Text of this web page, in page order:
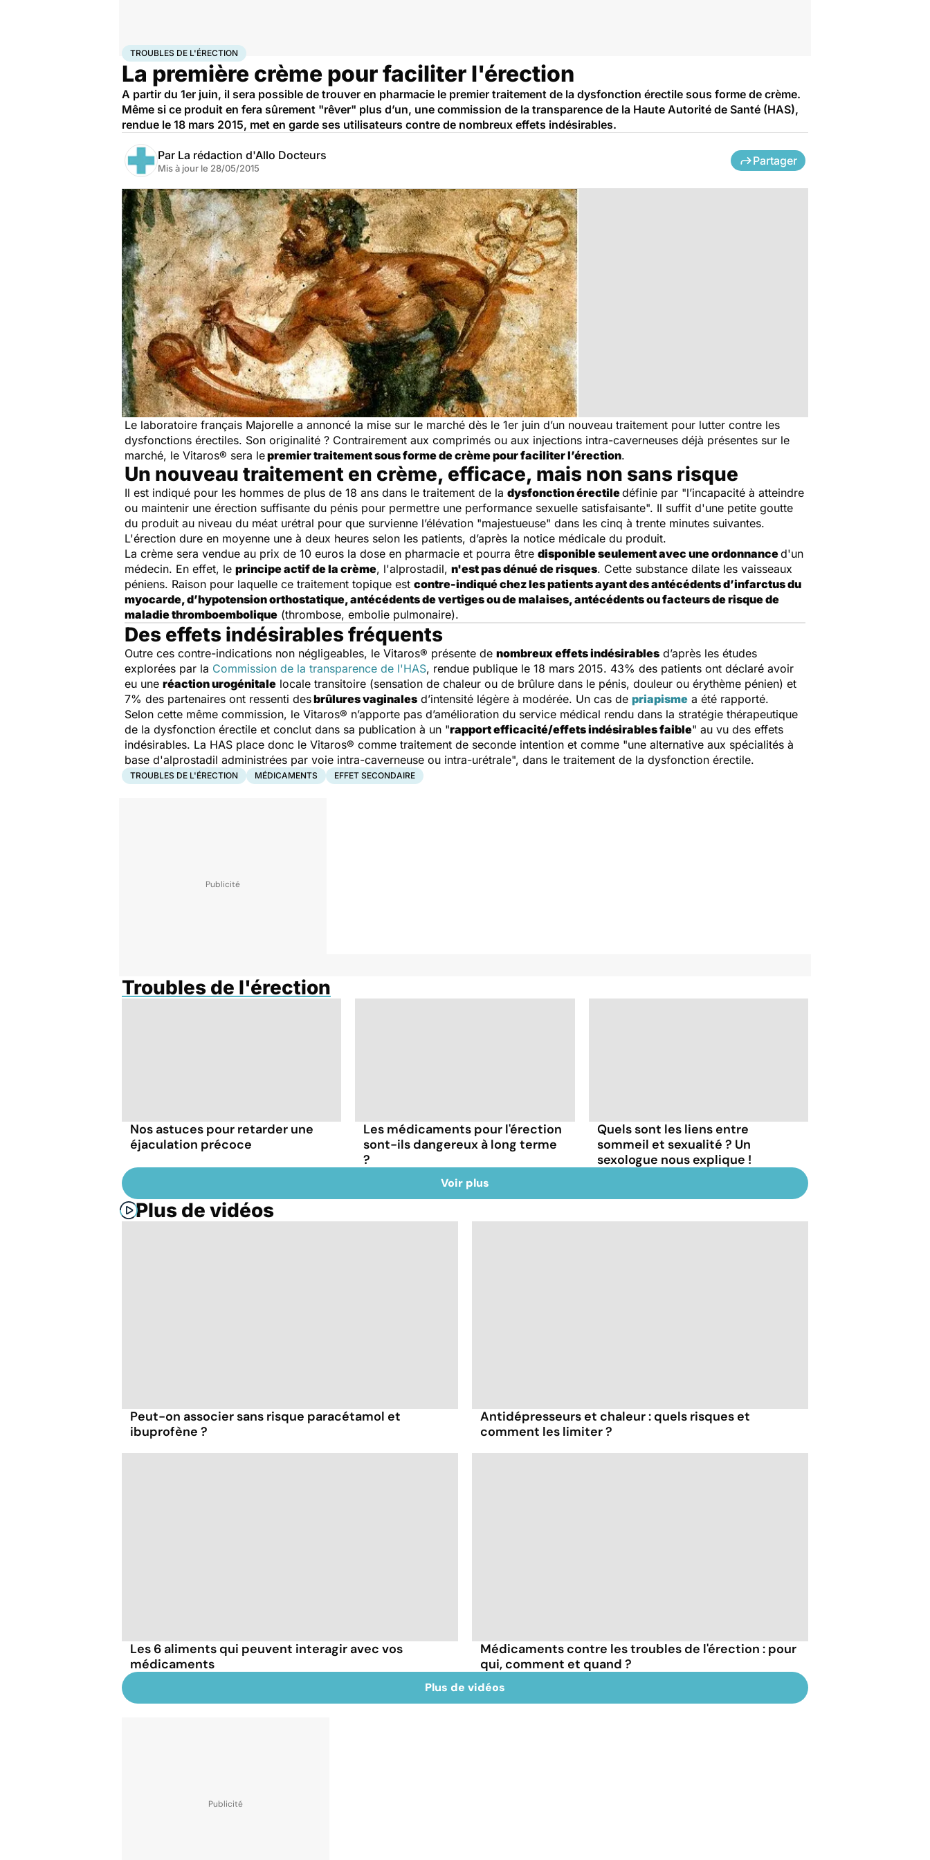
AccueilSanté MédicamentsTroubles de l'érection
TROUBLES DE L'ÉRECTION
La première crème pour faciliter l'érection
A partir du 1er juin, il sera possible de trouver en pharmacie le premier traitement de la dysfonction érectile sous forme de crème.
Même si ce produit en fera sûrement "rêver" plus d’un, une commission de la transparence de la Haute Autorité de Santé (HAS),
rendue le 18 mars 2015, met en garde ses utilisateurs contre de nombreux effets indésirables.
Par La rédaction d'Allo Docteurs
Mis à jour le 28/05/2015
Partager
Le laboratoire français Majorelle a annoncé la mise sur le marché dès le 1er juin d’un nouveau traitement pour lutter contre les
dysfonctions érectiles. Son originalité ? Contrairement aux comprimés ou aux injections intra-caverneuses déjà présentes sur le
marché, le Vitaros® sera lepremier traitement sous forme de crème pour faciliter l’érection.
Un nouveau traitement en crème, efficace, mais non sans risque
Il est indiqué pour les hommes de plus de 18 ans dans le traitement de la dysfonction érectiledéfinie par "l’incapacité à atteindre
ou maintenir une érection suffisante du pénis pour permettre une performance sexuelle satisfaisante". Il suffit d'une petite goutte
du produit au niveau du méat urétral pour que survienne l’élévation "majestueuse" dans les cinq à trente minutes suivantes.
L'érection dure en moyenne une à deux heures selon les patients, d’après la notice médicale du produit.
La crème sera vendue au prix de 10 euros la dose en pharmacie et pourra être disponible seulement avec une ordonnanced'un
médecin. En effet, le principe actif de la crème, l'alprostadil, n'est pas dénué de risques. Cette substance dilate les vaisseaux
péniens. Raison pour laquelle ce traitement topique est contre-indiqué chez les patients ayant des antécédents d’infarctus du
myocarde, d’hypotension orthostatique, antécédents de vertiges ou de malaises, antécédents ou facteurs de risque de
maladie thromboembolique (thrombose, embolie pulmonaire).
Des effets indésirables fréquents
Outre ces contre-indications non négligeables, le Vitaros® présente de nombreux effets indésirables d’après les études
explorées par la Commission de la transparence de l'HAS, rendue publique le 18 mars 2015. 43% des patients ont déclaré avoir
eu une réaction urogénitale locale transitoire (sensation de chaleur ou de brûlure dans le pénis, douleur ou érythème pénien) et
7% des partenaires ont ressenti desbrûlures vaginales d’intensité légère à modérée. Un cas de priapisme a été rapporté.
Selon cette même commission, le Vitaros® n’apporte pas d’amélioration du service médical rendu dans la stratégie thérapeutique
de la dysfonction érectile et conclut dans sa publication à un "rapport efficacité/effets indésirables faible" au vu des effets
indésirables. La HAS place donc le Vitaros® comme traitement de seconde intention et comme "une alternative aux spécialités à
base d'alprostadil administrées par voie intra-caverneuse ou intra-urétrale", dans le traitement de la dysfonction érectile.
TROUBLES DE L'ÉRECTION MÉDICAMENTS EFFET SECONDAIRE
Troubles de l'érection
Nos astuces pour retarder une
éjaculation précoce
Les médicaments pour l'érection
sont-ils dangereux à long terme
?
Quels sont les liens entre
sommeil et sexualité ? Un
sexologue nous explique !
Voir plus
Plus de vidéos
Peut-on associer sans risque paracétamol et
ibuprofène ?
Antidépresseurs et chaleur : quels risques et
comment les limiter ?
Les 6 aliments qui peuvent interagir avec vos
médicaments
Médicaments contre les troubles de l'érection : pour
qui, comment et quand ?
Plus de vidéos